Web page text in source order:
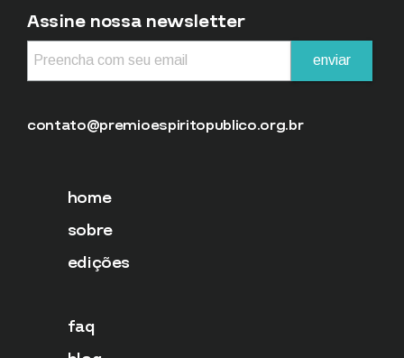
Assine nossa newsletter
contato@premioespiritopublico.org.br
home
sobre
edições
faq